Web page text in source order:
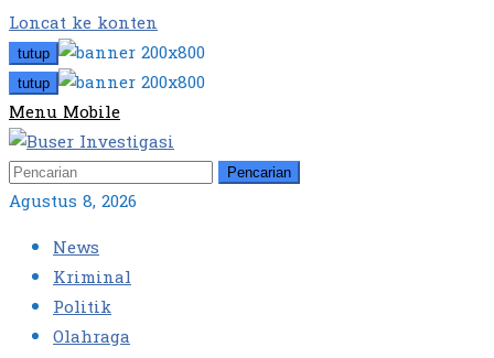
Loncat ke konten
tutup
tutup
Menu Mobile
Pencarian
Agustus 8, 2026
News
Kriminal
Politik
Olahraga